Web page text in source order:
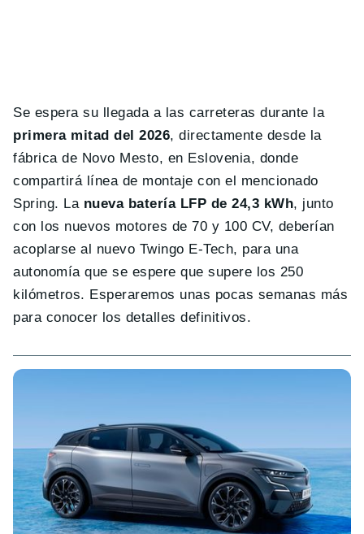
Se espera su llegada a las carreteras durante la
primera mitad del 2026, directamente desde la
fábrica de Novo Mesto, en Eslovenia, donde
compartirá línea de montaje con el mencionado
Spring. La nueva batería LFP de 24,3 kWh, junto
con los nuevos motores de 70 y 100 CV, deberían
acoplarse al nuevo Twingo E-Tech, para una
autonomía que se espere que supere los 250
kilómetros. Esperaremos unas pocas semanas más
para conocer los detalles definitivos.